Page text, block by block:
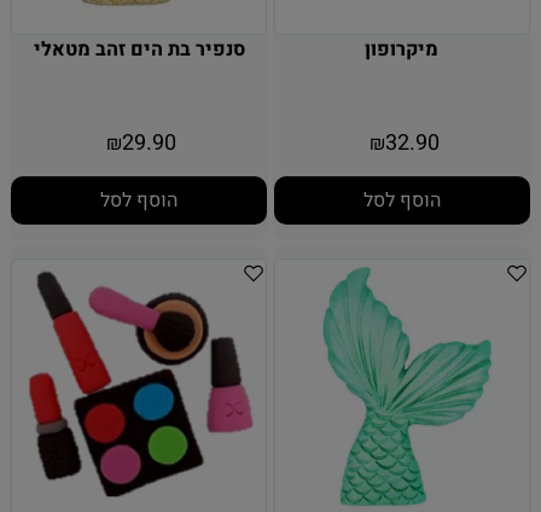
מיקרופון
₪32.90
הוסף לסל
סנפיר בת הים זהב מטאלי
₪29.90
הוסף לסל